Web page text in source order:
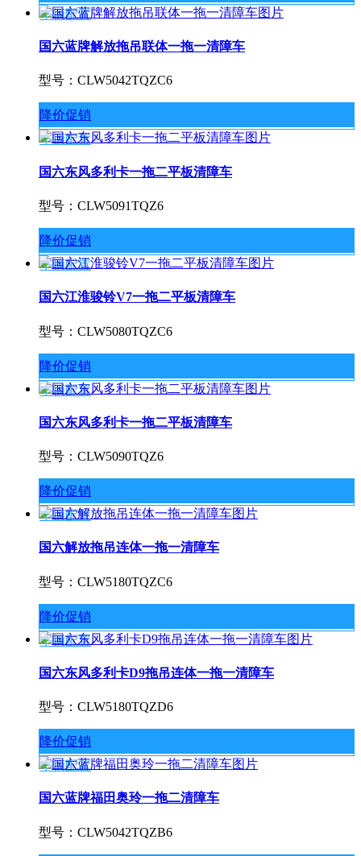
车辆配置
国六蓝牌解放拖吊联体一拖一清障车
型号：CLW5042TQZC6
降价促销
车辆配置
国六东风多利卡一拖二平板清障车
型号：CLW5091TQZ6
降价促销
车辆配置
国六江淮骏铃V7一拖二平板清障车
型号：CLW5080TQZC6
降价促销
车辆配置
国六东风多利卡一拖二平板清障车
型号：CLW5090TQZ6
降价促销
车辆配置
国六解放拖吊连体一拖一清障车
型号：CLW5180TQZC6
降价促销
车辆配置
国六东风多利卡D9拖吊连体一拖一清障车
型号：CLW5180TQZD6
降价促销
车辆配置
国六蓝牌福田奥玲一拖二清障车
型号：CLW5042TQZB6